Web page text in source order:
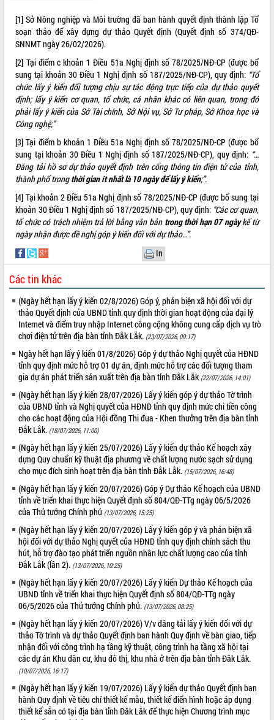
định EUDR
Thứ trưởng Bộ Nông nghiệp và Môi
trường Nguyễn Hoàng Hiệp khảo sát
sầu riêng tại Đắk Lắk
Trình diễn nghệ thuật chế biến các
món ăn từ sầu riêng
Đắk Lắk công bố Quy hoạch và xúc
tiến đầu tư tỉnh
Ngành cá ngừ Đắk Lắk chủ động thích
ứng để giữ vững thị trường xuất khẩu
Diễn đàn Kinh tế tư nhân Việt Nam đột
phá cơ chế - Hợp tác công tư
Đề án 06 tạo bước ngoặt đột phá trong
cải cách hành chính tỉnh Đắk Lắk
Kết nối tour, đẩy mạnh chuyển đổi số
để phát triển du lịch Đắk Lắk
Khởi động Dự án Đầu tư xây dựng hạ
tầng kỹ thuật Cụm công nghiệp Tân
Gặp mặt các cơ quan báo chí nhân Kỷ
niệm 101 năm Ngày Báo chí Cách
mạng Việt Nam
Đắk Lắk sơ kết 4 năm triển khai thực
hiện Đề án 06 của Chính phủ
Họp báo thông tin về Hội nghị Công bố
Quy hoạch và Xúc tiến đầu tư tỉnh Đắk
Lắk
Khơi thông điểm nghẽn, đẩy nhanh
giải ngân vốn khắc phục thiên tai
HĐND tỉnh thông qua điều chỉnh Quy
hoạch tỉnh thời kỳ 2021-2030
Hội thảo góp ý hồ sơ điều chỉnh quy
hoạch tỉnh Đắk Lắk thời kỳ 2021-2030,
tầm nhìn đến năm 2050
Nâng cao hiệu quả hoạt động của các
doanh nghiệp nhà nước
Hội nghị triển khai kết nối mạng
truyền số liệu chuyên dùng phục vụ cơ
quan Đảng, Nhà nước
Lễ phát động chuỗi hoạt động chung
tay làm sạch môi trường
Xã Ea Kar bước chuyển mình trong
công tác cải cách hành chính mô hình
mới
UBND tỉnh họp báo định kỳ tháng 4
năm 2026
Hội thảo khoa học “Giải pháp thúc đẩy
phát triển nền kinh tế xanh tại tỉnh
Đắk Lắk”
Tăng cường giám sát, đôn đốc thực
hiện nhiệm vụ quản lý tài sản công
hàng tuần
[1] Sở Nông nghiệp và Môi trường đã ban hành quyết định thành lập Tổ
soạn thảo để xây dựng dự thảo Quyết định (Quyết định số 374/QĐ-
SNNMT ngày 26/02/2026).
[2] Tại điểm c khoản 1 Điều 51a Nghị định số 78/2025/NĐ-CP (được bổ
sung tại khoản 30 Điều 1 Nghị định số 187/2025/NĐ-CP), quy định: “Tổ
chức lấy ý kiến đối tượng chịu sự tác động trực tiếp của dự thảo quyết
định; lấy ý kiến cơ quan, tổ chức, cá nhân khác có liên quan, trong đó
phải lấy ý kiến của Sở Tài chính, Sở Nội vụ, Sở Tư pháp, Sở Khoa học và
Công nghệ;”
[3] Tại điểm b khoản 1 Điều 51a Nghị định số 78/2025/NĐ-CP (được bổ
sung tại khoản 30 Điều 1 Nghị định số 187/2025/NĐ-CP), quy định: “…
Đăng tải hồ sơ dự thảo quyết định trên cổng thông tin điện tử của tỉnh,
thành phố trongthời gian ít nhất là 10 ngày để lấy ý kiến;”.
[4] Tại khoản 2 Điều 51a Nghị định số 78/2025/NĐ-CP (được bổ sung tại
khoản 30 Điều 1 Nghị định số 187/2025/NĐ-CP), quy định: “Các cơ quan,
tổ chức có trách nhiệm trả lời bằng văn bản trong thời hạn 07 ngàykể từ
ngày nhận được đề nghị góp ý kiến đối với dự thảo…”.
In
Các tin khác
(Ngày hết hạn lấy ý kiến 02/8/2026) Góp ý, phản biện xã hội đối với dự
thảo Quyết định của UBND tỉnh quy định thời gian hoạt động của đại lý
Internet và điểm truy nhập Internet công cộng không cung cấp dịch vụ trò
chơi điện tử trên địa bàn tỉnh Đắk Lắk. (23/07/2026, 09:17)
Ngày hết hạn lấy ý kiến 01/8/2026) Góp ý dự thảo Nghị quyết của HĐND
tỉnh quy định mức hỗ trợ 01 dự án, định mức hỗ trợ các đối tượng tham
gia dự án phát triển sản xuất trên địa bàn tỉnh Đắk Lắk (22/07/2026, 14:01)
(Ngày hết hạn lấy ý kiến 28/07/2026) Lấy ý kiến góp ý dự thảo Tờ trình
của UBND tỉnh và Nghị quyết của HĐND tỉnh quy định mức chi tiền công
cho các hoạt động của Hội đồng Thi đua - Khen thưởng trên địa bàn tỉnh
Đắk Lắk. (18/07/2026, 11:00)
(Ngày hết hạn lấy ý kiến 25/07/2026) Lấy ý kiến dự thảo Kế hoạch xây
dựng Quy chuẩn kỹ thuật địa phương về chất lượng nước sạch sử dụng
cho mục đích sinh hoạt trên địa bàn tỉnh Đắk Lắk. (15/07/2026, 16:48)
(Ngày hết hạn lấy ý kiến 20/07/2026) Góp ý Dự thảo Kế hoạch của UBND
tỉnh về triển khai thực hiện Quyết định số 804/QĐ-TTg ngày 06/5/2026
của Thủ tướng Chính phủ (13/07/2026, 15:25)
(Ngày hết hạn lấy ý kiến 20/07/2026) Lấy ý kiến góp ý và phản biện xã
hội đối với dự thảo Nghị quyết của HĐND tỉnh quy định chính sách thu
hút, hỗ trợ đào tạo phát triển nguồn nhân lực chất lượng cao của tỉnh
Đắk Lắk (lần 2). (13/07/2026, 10:25)
(Ngày hết hạn lấy ý kiến 20/07/2026) Lấy ý kiến Dự thảo Kế hoạch của
UBND tỉnh về triển khai thực hiện Quyết định số 804/QĐ-TTg ngày
06/5/2026 của Thủ tướng Chính phủ. (13/07/2026, 08:25)
(Ngày hết hạn lấy ý kiến 20/07/2026) V/v đăng tải lấy ý kiến đối với dự
thảo Tờ trình và dự thảo Quyết định ban hành Quy định về bàn giao, tiếp
nhận đối với công trình hạ tầng kỹ thuật, công trình hạ tầng xã hội tại
các dự án Khu dân cư, khu đô thị, khu nhà ở trên địa bàn tỉnh Đắk Lắk.
(10/07/2026, 16:17)
(Ngày hết hạn lấy ý kiến 19/07/2026) Lấy ý kiến dự thảo Quyết định ban
hành Quy định về tiêu chí thiết kế mẫu, thiết kế điển hình hoặc áp dụng
thiết kế sẵn có tại địa bàn tỉnh Đắk Lắk để thực hiện Chương trình mục